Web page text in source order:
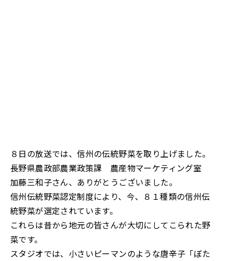
８日の放送では、信州の伝統野菜を取り上げました。
長野県農政部農業政策課 農産物マーケティング室
加藤三和子さん、ありがとうございました。
信州伝統野菜認定制度により、今、８１種類の信州伝
統野菜が選定されています。
これらは昔から地元の皆さんが大切にしてこられた野
菜です。
スタジオでは、小さいピーマンのような唐辛子「ぼた